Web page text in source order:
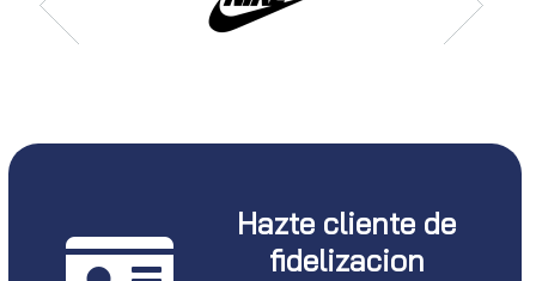
Hazte cliente de
fidelizacion